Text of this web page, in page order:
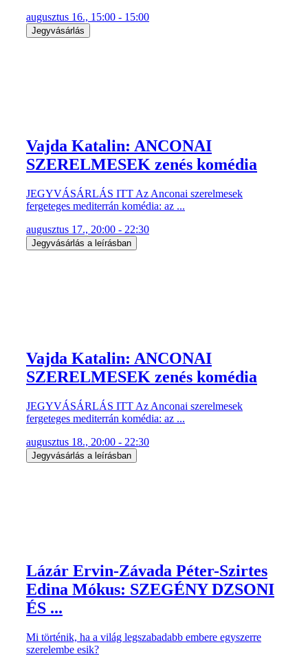
augusztus 16., 15:00 - 15:00
Jegyvásárlás
Vajda Katalin: ANCONAI
SZERELMESEK zenés komédia
JEGYVÁSÁRLÁS ITT Az Anconai szerelmesek
fergeteges mediterrán komédia: az ...
augusztus 17., 20:00 - 22:30
Jegyvásárlás a leírásban
Vajda Katalin: ANCONAI
SZERELMESEK zenés komédia
JEGYVÁSÁRLÁS ITT Az Anconai szerelmesek
fergeteges mediterrán komédia: az ...
augusztus 18., 20:00 - 22:30
Jegyvásárlás a leírásban
Lázár Ervin-Závada Péter-Szirtes
Edina Mókus: SZEGÉNY DZSONI
ÉS ...
Mi történik, ha a világ legszabadabb embere egyszerre
szerelembe esik?